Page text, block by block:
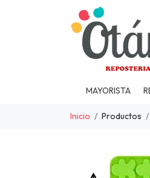
MAYORISTA
Inicio Productos